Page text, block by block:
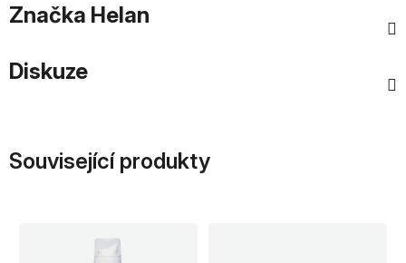
Značka Helan
Diskuze
Související produkty